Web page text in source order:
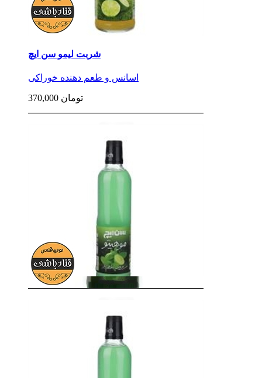
شربت لیمو سن ایچ
اسانس و طعم دهنده خوراکی
370,000 تومان